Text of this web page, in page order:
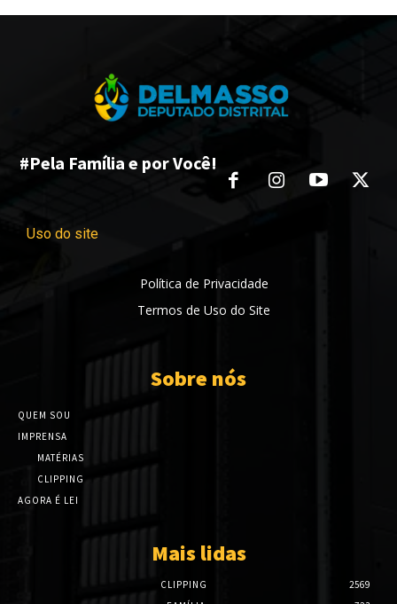
#Pela Família e por Você!
Uso do site
Política de Privacidade
Termos de Uso do Site
Sobre nós
QUEM SOU
IMPRENSA
MATÉRIAS
CLIPPING
AGORA É LEI
Mais lidas
CLIPPING
2569